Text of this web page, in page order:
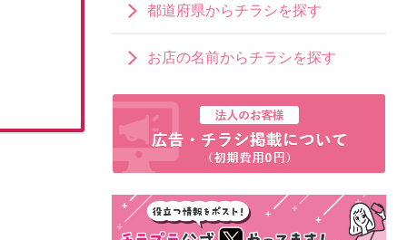
都道府県からチラシを探す
お店の名前からチラシを探す